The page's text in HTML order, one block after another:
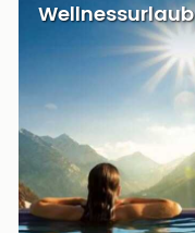
Wellnessurlaub